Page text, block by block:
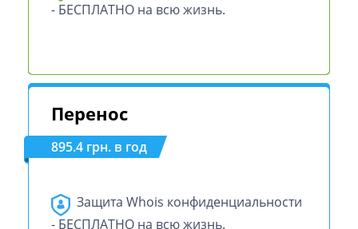
- БЕСПЛАТНО на всю жизнь.
Перенос
895.4 грн. в год
Защита Whois конфиденциальности
- БЕСПЛАТНО на всю жизнь.